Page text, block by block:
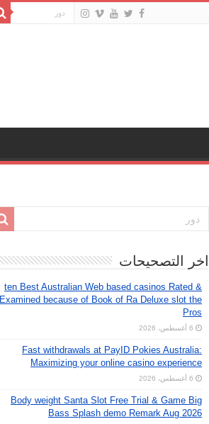
اخر التصحيحات
ten Best Australian Web based casinos Rated &
Examined because of Book of Ra Deluxe slot the
Pros
6 أغسطس، 2026
Fast withdrawals at PayID Pokies Australia:
Maximizing your online casino experience
6 أغسطس، 2026
Body weight Santa Slot Free Trial & Game Big
Bass Splash demo Remark Aug 2026